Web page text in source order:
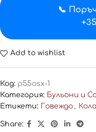
📞
Add to wishlist
Код: p55osx-1
Категория: Бульони и
Етикети: Говеждо ,
Share: